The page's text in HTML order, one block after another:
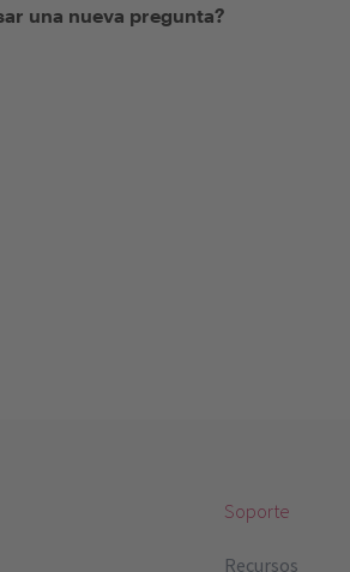
una nueva pregunta?
Soporte
Recursos